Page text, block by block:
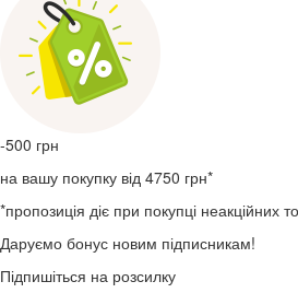
-500 грн
на вашу покупку від 4750 грн*
*пропозиція діє при покупці неакційних
Даруємо бонус новим підписникам!
Підпишіться на розсилку